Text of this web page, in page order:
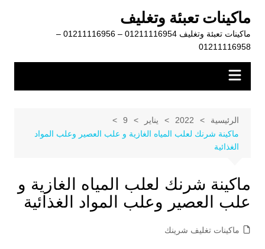
المحتوى
ماكينات تعبئة وتغليف
ماكينات تعبئة وتغليف 01211116954 – 01211116956 –
01211116958
الرئيسية 2022 يناير
9
ماكينة شرنك لعلب المياه الغازية و علب العصير وعلب المواد
الغذائية
ماكينة شرنك لعلب المياه الغازية و
علب العصير وعلب المواد الغذائية
ماكينات تغليف شرينك